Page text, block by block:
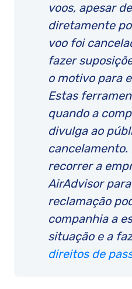
voos, apesar
diretamente
voo foi
fazer
o motivo para
Estas
quando a
divulga ao
cancelamento.
recorrer a
AirAdvisor
reclamação
companhia a
situação e a
direitos de